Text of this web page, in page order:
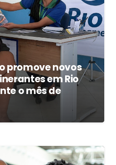
promove novos
em Rio
o mês de